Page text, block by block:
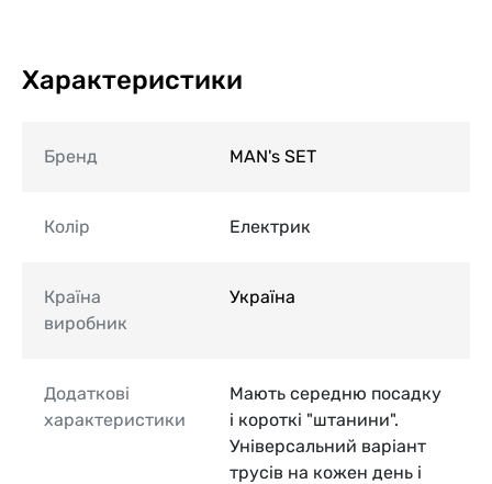
Характеристики
Бренд MAN's SET
Колір Електрик
Країна
виробник
Україна
Додаткові
характеристики
Мають середню посадку
і короткі "штанини".
Універсальний варіант
трусів на кожен день і